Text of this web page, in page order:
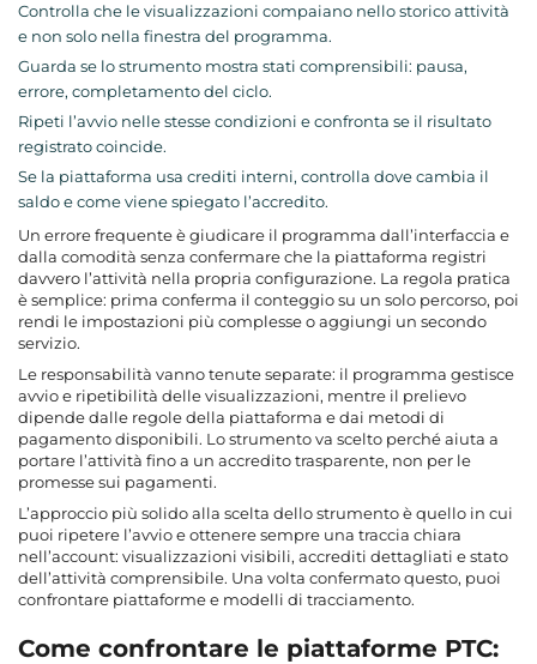
Controlla che le visualizzazioni compaiano nello storico attività
e non solo nella finestra del programma.
Guarda se lo strumento mostra stati comprensibili: pausa,
errore, completamento del ciclo.
Ripeti l’avvio nelle stesse condizioni e confronta se il risultato
registrato coincide.
Se la piattaforma usa crediti interni, controlla dove cambia il
saldo e come viene spiegato l’accredito.
Un errore frequente è giudicare il programma dall’interfaccia e
dalla comodità senza confermare che la piattaforma registri
davvero l’attività nella propria configurazione. La regola pratica
è semplice: prima conferma il conteggio su un solo percorso, poi
rendi le impostazioni più complesse o aggiungi un secondo
servizio.
Le responsabilità vanno tenute separate: il programma gestisce
avvio e ripetibilità delle visualizzazioni, mentre il prelievo
dipende dalle regole della piattaforma e dai metodi di
pagamento disponibili. Lo strumento va scelto perché aiuta a
portare l’attività fino a un accredito trasparente, non per le
promesse sui pagamenti.
L’approccio più solido alla scelta dello strumento è quello in cui
puoi ripetere l’avvio e ottenere sempre una traccia chiara
nell’account: visualizzazioni visibili, accrediti dettagliati e stato
dell’attività comprensibile. Una volta confermato questo, puoi
confrontare piattaforme e modelli di tracciamento.
Come confrontare le piattaforme PTC: